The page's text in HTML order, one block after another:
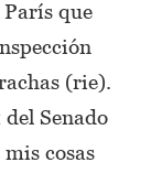
que
(rie).
Senado
cosas